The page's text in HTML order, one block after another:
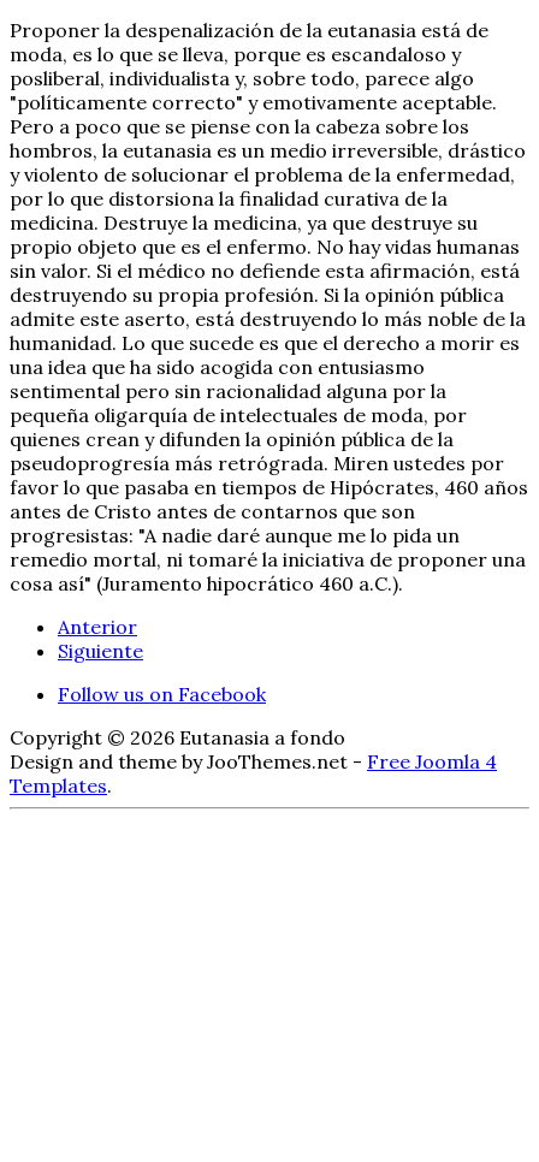
Proponer la despenalización de la eutanasia está de
moda, es lo que se lleva, porque es escandaloso y
posliberal, individualista y, sobre todo, parece algo
"políticamente correcto" y emotivamente aceptable.
Pero a poco que se piense con la cabeza sobre los
hombros, la eutanasia es un medio irreversible, drástico
y violento de solucionar el problema de la enfermedad,
por lo que distorsiona la finalidad curativa de la
medicina. Destruye la medicina, ya que destruye su
propio objeto que es el enfermo. No hay vidas humanas
sin valor. Si el médico no defiende esta afirmación, está
destruyendo su propia profesión. Si la opinión pública
admite este aserto, está destruyendo lo más noble de la
humanidad. Lo que sucede es que el derecho a morir es
una idea que ha sido acogida con entusiasmo
sentimental pero sin racionalidad alguna por la
pequeña oligarquía de intelectuales de moda, por
quienes crean y difunden la opinión pública de la
pseudoprogresía más retrógrada. Miren ustedes por
favor lo que pasaba en tiempos de Hipócrates, 460 años
antes de Cristo antes de contarnos que son
progresistas: "A nadie daré aunque me lo pida un
remedio mortal, ni tomaré la iniciativa de proponer una
cosa así" (Juramento hipocrático 460 a.C.).
Anterior
Siguiente
Follow us on Facebook
Copyright © 2026 Eutanasia a fondo
Design and theme by JooThemes.net - Free Joomla 4
Templates.